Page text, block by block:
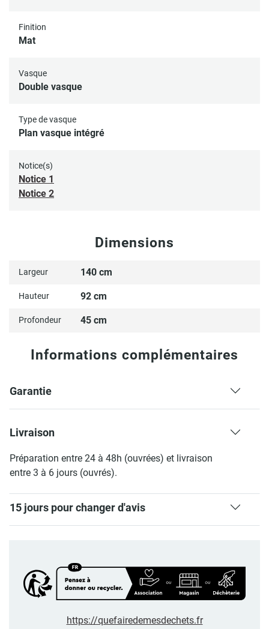
Finition
Mat
Vasque
Double vasque
Type de vasque
Plan vasque intégré
Notice(s)
Notice 1
Notice 2
Dimensions
Largeur 140 cm
Hauteur 92 cm
Profondeur 45 cm
Informations complémentaires
Garantie
Livraison
Préparation entre 24 à 48h (ouvrées) et livraison
entre 3 à 6 jours (ouvrés).
15 jours pour changer d'avis
https://quefairedemesdechets.fr